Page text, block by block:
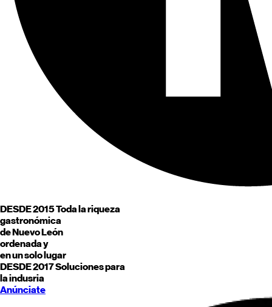
DESDE 2015Toda la riqueza
gastronómica
deNuevo León
ordenada y
en un solo lugar
DESDE 2017Soluciones para
la indusria
Anúnciate